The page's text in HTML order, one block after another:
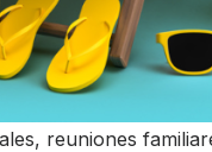
reuniones